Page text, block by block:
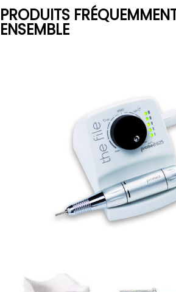
PRODUITS
ENSEMBLE